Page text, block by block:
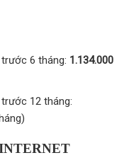
6 tháng: 1.134.000
12 tháng: